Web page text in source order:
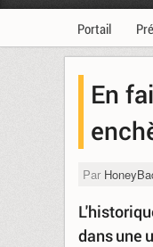
Portail
En
Par
dans une